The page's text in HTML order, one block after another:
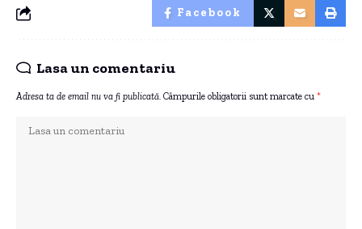
Facebook
Lasa un comentariu
Adresa ta de email nu va fi publicată. Câmpurile obligatorii sunt marcate cu *